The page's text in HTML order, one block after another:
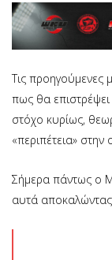
Τις προηγούμενες
πως θα
στόχο κυρίως,
«περιπέτεια»
Σήμερα πάντως ο
αυτά